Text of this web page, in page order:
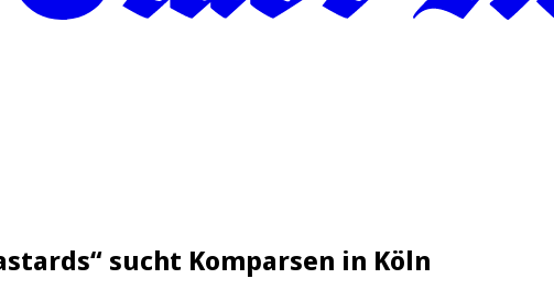
sucht Komparsen in Köln